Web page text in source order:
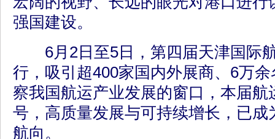
强国建设。
6月2日至5日，第四届天津国际
行，吸引超400家国内外展商、6万
察我国航运产业发展的窗口，本届航
号，高质量发展与可持续增长，已成
航向。